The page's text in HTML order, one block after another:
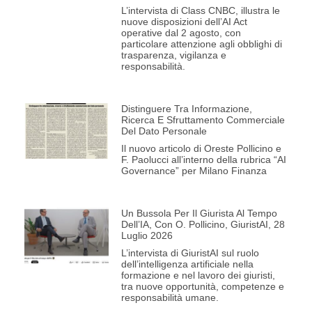
L’intervista di Class CNBC, illustra le
nuove disposizioni dell’AI Act
operative dal 2 agosto, con
particolare attenzione agli obblighi di
trasparenza, vigilanza e
responsabilità.
Distinguere Tra Informazione,
Ricerca E Sfruttamento Commerciale
Del Dato Personale
Il nuovo articolo di Oreste Pollicino e
F. Paolucci all’interno della rubrica “AI
Governance” per Milano Finanza
Un Bussola Per Il Giurista Al Tempo
Dell’IA, Con O. Pollicino, GiuristAI, 28
Luglio 2026
L’intervista di GiuristAI sul ruolo
dell’intelligenza artificiale nella
formazione e nel lavoro dei giuristi,
tra nuove opportunità, competenze e
responsabilità umane.